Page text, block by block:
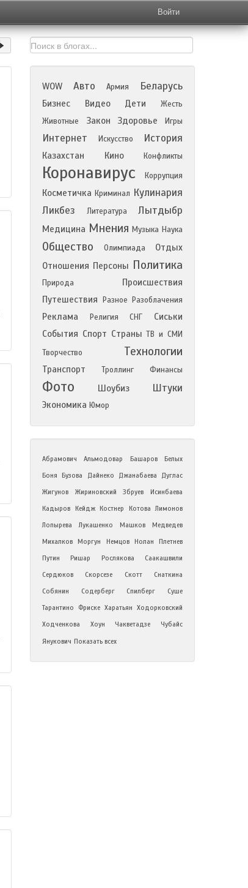
Войти
WOW Авто Армия Беларусь
Бизнес Видео Дети
Жесть
Животные
Закон Здоровье Игры
Интернет Искусство История
Казахстан Кино Конфликты
Коронавирус Коррупция
Косметичка Криминал Кулинария
Ликбез
Литература Лытдыбр
Медицина Мнения Музыка Наука
Общество Олимпиада
Отдых
Отношения Персоны Политика
Природа
Происшествия
Путешествия
Разное Разоблачения
Реклама Религия СНГ
Сиськи
События Спорт Страны ТВ и СМИ
Творчество
Технологии
Транспорт Троллинг Финансы
Фото Шоубиз Штуки
Экономика Юмор
Абрамович Альмодовар Башаров
Белых
Боня
Бузова Дайнеко Джанабаева
Дуглас
Жигунов
Жириновский Збруев
Исинбаева
Кадыров
Кейдж Костнер Котова Лимонов
Лопырева
Лукашенко Машков
Медведев
Михалков
Моргун Немцов Нолан
Плетнев
Путин
Ришар Рослякова
Саакашвили
Сердюков
Скорсезе Скотт
Снаткина
Собянин
Содерберг Спилберг
Суше
Тарантино
Фриске Харатьян Ходорковский
Ходченкова
Хоун Чакветадзе
Чубайс
Янукович Показать всех